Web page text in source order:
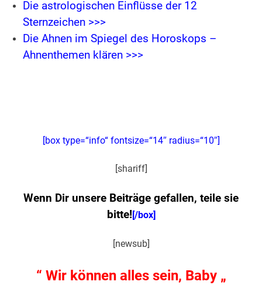
Die astrologischen Einflüsse der 12
Sternzeichen >>>
Die Ahnen im Spiegel des Horoskops –
Ahnenthemen klären >>>
[box type=“info“ fontsize=“14″ radius=“10″]
[shariff]
Wenn Dir unsere Beiträge gefallen, teile sie
bitte! [/box]
[newsub]
“ Wir können alles sein, Baby „